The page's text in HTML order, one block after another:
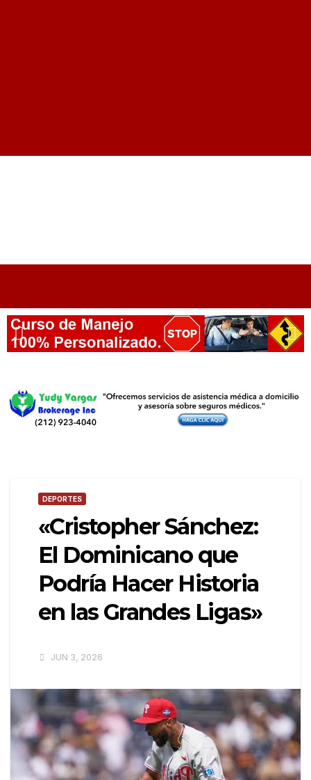
DEPORTES
«Cristopher Sánchez:
El Dominicano que
Podría Hacer Historia
en las Grandes Ligas»
JUN 3, 2026